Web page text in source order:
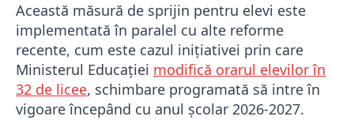
Această măsură de sprijin pentru elevi este
implementată în paralel cu alte reforme
recente, cum este cazul inițiativei prin care
Ministerul Educației modifică orarul elevilor în
32 de licee, schimbare programată să intre în
vigoare începând cu anul școlar 2026-2027.